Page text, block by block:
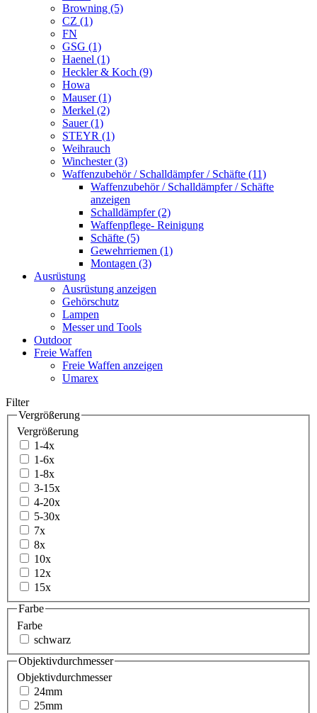
Browning (5)
CZ (1)
FN
GSG (1)
Haenel (1)
Heckler & Koch (9)
Howa
Mauser (1)
Merkel (2)
Sauer (1)
STEYR (1)
Weihrauch
Winchester (3)
Waffenzubehör / Schalldämpfer / Schäfte (11)
Waffenzubehör / Schalldämpfer / Schäfte
anzeigen
Schalldämpfer (2)
Waffenpflege- Reinigung
Schäfte (5)
Gewehrriemen (1)
Montagen (3)
Ausrüstung
Ausrüstung anzeigen
Gehörschutz
Lampen
Messer und Tools
Outdoor
Freie Waffen
Freie Waffen anzeigen
Umarex
Filter
Vergrößerung
Vergrößerung
1-4x
1-6x
1-8x
3-15x
4-20x
5-30x
7x
8x
10x
12x
15x
Farbe
Farbe
schwarz
Objektivdurchmesser
Objektivdurchmesser
24mm
25mm